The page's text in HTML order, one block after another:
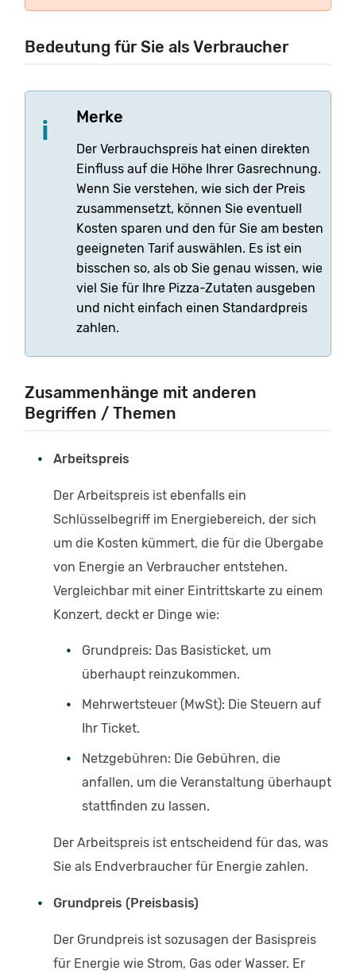
Bedeutung für Sie als Verbraucher
Merke
Der Verbrauchspreis hat einen direkten
Einfluss auf die Höhe Ihrer Gasrechnung.
Wenn Sie verstehen, wie sich der Preis
zusammensetzt, können Sie eventuell
Kosten sparen und den für Sie am besten
geeigneten Tarif auswählen. Es ist ein
bisschen so, als ob Sie genau wissen, wie
viel Sie für Ihre Pizza-Zutaten ausgeben
und nicht einfach einen Standardpreis
zahlen.
Zusammenhänge mit anderen
Begriffen / Themen
Arbeitspreis
Der Arbeitspreis ist ebenfalls ein
Schlüsselbegriff im Energiebereich, der sich
um die Kosten kümmert, die für die Übergabe
von Energie an Verbraucher entstehen.
Vergleichbar mit einer Eintrittskarte zu einem
Konzert, deckt er Dinge wie:
Grundpreis: Das Basisticket, um
überhaupt reinzukommen.
Mehrwertsteuer (MwSt): Die Steuern auf
Ihr Ticket.
Netzgebühren: Die Gebühren, die
anfallen, um die Veranstaltung überhaupt
stattfinden zu lassen.
Der Arbeitspreis ist entscheidend für das, was
Sie als Endverbraucher für Energie zahlen.
Grundpreis (Preisbasis)
Der Grundpreis ist sozusagen der Basispreis
für Energie wie Strom, Gas oder Wasser. Er